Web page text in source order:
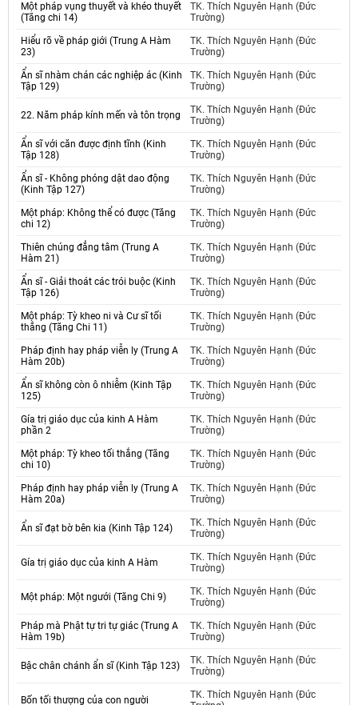
Một pháp vụng thuyết và khéo thuyết
(Tăng chi 14)
TK. Thích Nguyên Hạnh (Đức
Trường)
Hiểu rõ về pháp giới (Trung A Hàm
23)
TK. Thích Nguyên Hạnh (Đức
Trường)
Ẩn sĩ nhàm chán các nghiệp ác (Kinh
Tập 129)
TK. Thích Nguyên Hạnh (Đức
Trường)
22. Năm pháp kính mến và tôn trọng
TK. Thích Nguyên Hạnh (Đức
Trường)
Ẩn sĩ với căn được định tĩnh (Kinh
Tập 128)
TK. Thích Nguyên Hạnh (Đức
Trường)
Ẩn sĩ - Không phóng dật dao động
(Kinh Tập 127)
TK. Thích Nguyên Hạnh (Đức
Trường)
Một pháp: Không thể có được (Tăng
chi 12)
TK. Thích Nguyên Hạnh (Đức
Trường)
Thiên chúng đẳng tâm (Trung A
Hàm 21)
TK. Thích Nguyên Hạnh (Đức
Trường)
Ẩn sĩ - Giải thoát các trói buộc (Kinh
Tập 126)
TK. Thích Nguyên Hạnh (Đức
Trường)
Một pháp: Tỳ kheo ni và Cư sĩ tối
thắng (Tăng Chi 11)
TK. Thích Nguyên Hạnh (Đức
Trường)
Pháp định hay pháp viễn ly (Trung A
Hàm 20b)
TK. Thích Nguyên Hạnh (Đức
Trường)
Ẩn sĩ không còn ô nhiễm (Kinh Tập
125)
TK. Thích Nguyên Hạnh (Đức
Trường)
Gía trị giáo dục của kinh A Hàm
phần 2
TK. Thích Nguyên Hạnh (Đức
Trường)
Một pháp: Tỳ kheo tối thắng (Tăng
chi 10)
TK. Thích Nguyên Hạnh (Đức
Trường)
Pháp định hay pháp viễn ly (Trung A
Hàm 20a)
TK. Thích Nguyên Hạnh (Đức
Trường)
Ẩn sĩ đạt bờ bên kia (Kinh Tập 124)
TK. Thích Nguyên Hạnh (Đức
Trường)
Gía trị giáo dục của kinh A Hàm
TK. Thích Nguyên Hạnh (Đức
Trường)
Một pháp: Một ngưới (Tăng Chi 9)
TK. Thích Nguyên Hạnh (Đức
Trường)
Pháp mà Phật tự tri tự giác (Trung A
Hàm 19b)
TK. Thích Nguyên Hạnh (Đức
Trường)
Bậc chân chánh ẩn sĩ (Kinh Tập 123)
TK. Thích Nguyên Hạnh (Đức
Trường)
Bốn tối thượng của con người
TK. Thích Nguyên Hạnh (Đức